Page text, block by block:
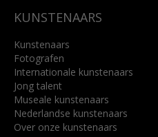
KUNSTENAARS
Kunstenaars
Fotografen
Internationale kunstenaars
Jong talent
Museale kunstenaars
Nederlandse kunstenaars
Over onze kunstenaars